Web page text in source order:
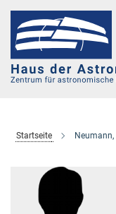
Hauptinhalt
Startseite